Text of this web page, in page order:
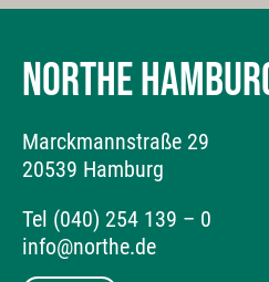
NORTHE
Marckmannstraße 29
20539 Hamburg
Tel (040) 254 139 – 0
info@northe.de